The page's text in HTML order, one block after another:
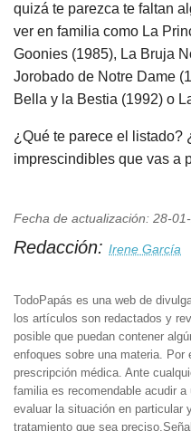
quizá te parezca te faltan
ver en familia como La
Goonies (1985), La Bruja
Jorobado de Notre Dame
Bella y la Bestia (1992) o
¿Qué te parece el listado?
imprescindibles que vas a
Fecha de actualización: 28-
Redacción: Irene García
TodoPapás es una web de
los artículos son redactados y
posible que puedan contener
enfoques sobre una materia.
prescripción médica. Ante
familia es recomendable acudir
evaluar la situación en particular
tratamiento que sea